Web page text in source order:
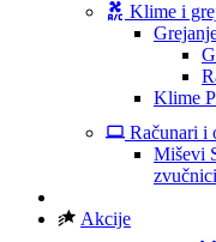
Klime i
Klime
Računari i
Miševi
zvučnici
Akcije